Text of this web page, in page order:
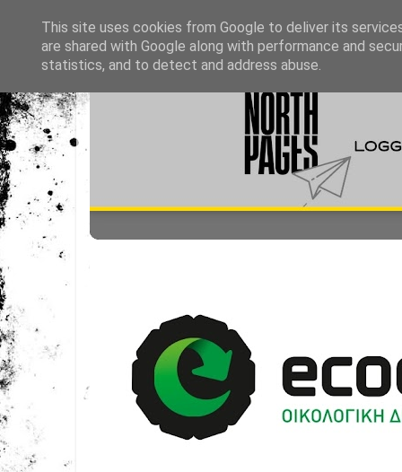
This site uses cookies from Google to deliver its
are shared with Google along with performance and
statistics, and to detect and address abuse.